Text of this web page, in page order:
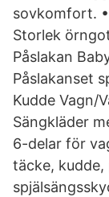
sovkomfort.
Storlek
Påslakan
Påslakanset
Kudde Vagn/
Sängkläder
6-delar för
täcke,